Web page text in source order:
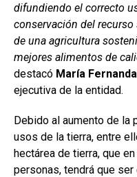
difundiendo el correcto
conservación del
de una agricultura
mejores alimentos de
destacó María
ejecutiva de la entidad.
Debido al aumento de la
usos de la tierra, entre
hectárea de tierra, que
personas, tendrá que